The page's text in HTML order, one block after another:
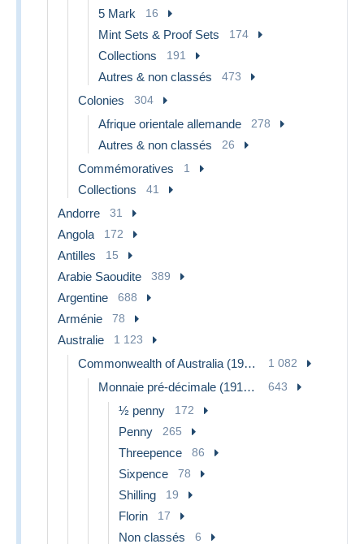
5 Mark 16
Mint Sets & Proof Sets 174
Collections 191
Autres & non classés 473
Colonies 304
Afrique orientale allemande 278
Autres & non classés 26
Commémoratives 1
Collections 41
Andorre 31
Angola 172
Antilles 15
Arabie Saoudite 389
Argentine 688
Arménie 78
Australie 1 123
Commonwealth of Australia (1910-...) 1 082
Monnaie pré-décimale (1910-1965) 643
½ penny 172
Penny 265
Threepence 86
Sixpence 78
Shilling 19
Florin 17
Non classés 6